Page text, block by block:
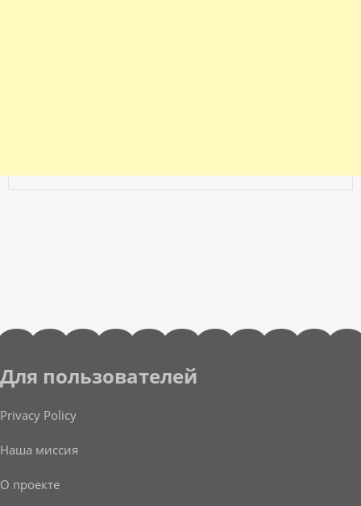
Для пользователей
Privacy Policy
Наша миссия
О проекте